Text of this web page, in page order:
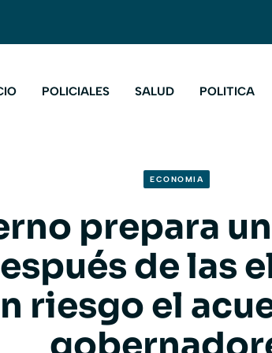
POLICIALES SALUD POLITICA
ECONOMIA
prepara
de las
riesgo el